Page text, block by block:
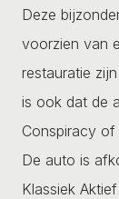
Deze
voorzien van
restauratie
is ook dat de
Conspiracy of
De auto is
Klassiek